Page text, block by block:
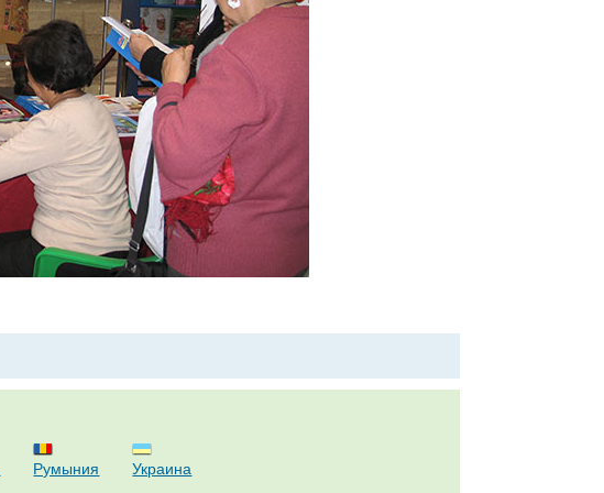
Румыния Украина